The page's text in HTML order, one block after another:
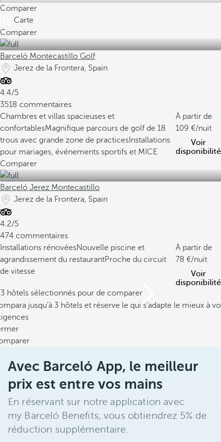
Comparer
Carte
Comparer
Barceló Montecastillo Golf
Jerez de la Frontera, Spain
4.4/5
3518 commentaires
Chambres et villas spacieuses et
confortablesMagnifique parcours de golf de 18
trous avec grande zone de practices Installations
pour mariages, événements sportifs et MICE
À partir de
109
/nuit
Voir
disponibilité
Comparer
Barceló Jerez Montecastillo
Jerez de la Frontera, Spain
4.2/5
474 commentaires
Installations rénovéesNouvelle piscine et
agrandissement du restaurantProche du circuit
de vitesse
À partir de
78
/nuit
Voir
disponibilité
hôtels sélectionnés pour de comparer
jusqu’à 3 hôtels et réserve le qui s’adapte le mieux à
Avec Barceló App, le meilleur
prix est entre vos mains
En réservant sur notre application avec
my Barceló Benefits, vous obtiendrez 5% de
réduction supplémentaire.